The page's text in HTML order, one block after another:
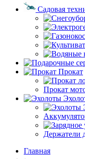
Садовая
Прокат
Прокат
Держатели
Главная